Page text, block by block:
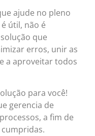
ajude no pleno
útil, não é
que
erros, unir as
a aproveitar todos
para você!
gerencia de
a fim de